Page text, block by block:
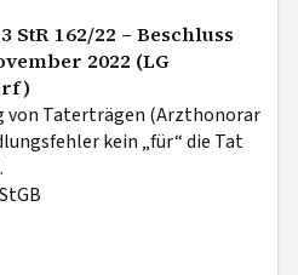
StR 162/22 – Beschluss
2022 (LG
von Taterträgen (Arzthonorar
kein „für“ die Tat